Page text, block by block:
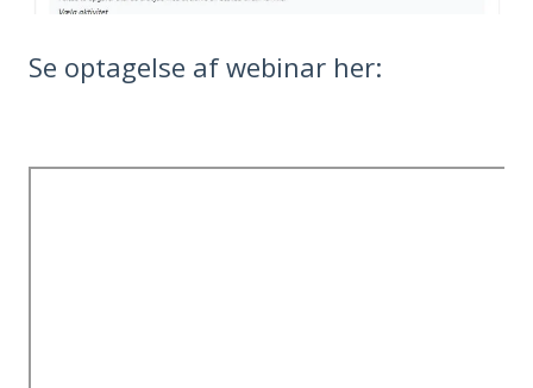
Se optagelse af webinar her: